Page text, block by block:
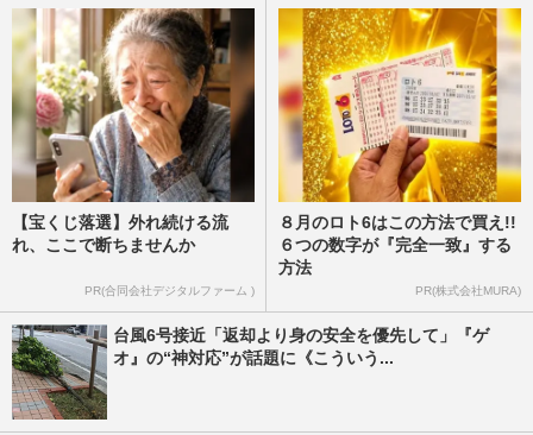
材をかき集めたカレー…
週刊女性PRIME 2023/8/4
【宝くじ落選】外れ続ける流
れ、ここで断ちませんか
PR(合同会社デジタルファーム )
８月のロト6はこの方法で買え!!
６つの数字が『完全一致』する
方法
PR(株式会社MURA)
台風6号接近「返却より身の安全を優先して」『ゲ
オ』の“神対応”が話題に《こういう...